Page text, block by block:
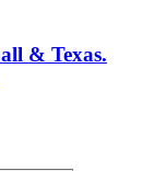
& Texas.